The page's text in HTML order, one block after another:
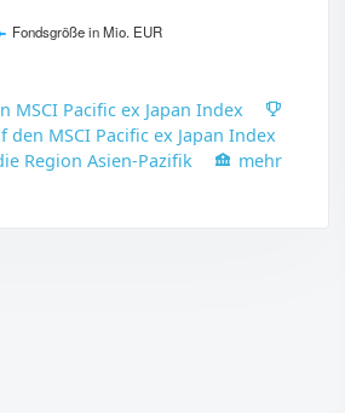
Fondsgröße in Mio. EUR
MSCI Pacific ex Japan Index
den MSCI Pacific ex Japan Index
Region Asien-Pazifik
mehr